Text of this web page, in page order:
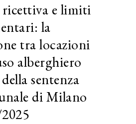
e limiti
la
tra locazioni
alberghiero
sentenza
di Milano